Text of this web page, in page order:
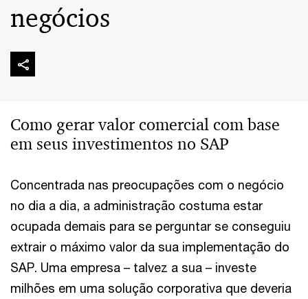
negócios
Como gerar valor comercial com base
em seus investimentos no SAP
Concentrada nas preocupações com o negócio
no dia a dia, a administração costuma estar
ocupada demais para se perguntar se conseguiu
extrair o máximo valor da sua implementação do
SAP. Uma empresa – talvez a sua – investe
milhões em uma solução corporativa que deveria